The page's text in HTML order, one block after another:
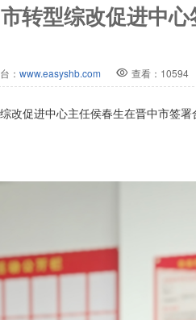
转型综改促进中心
： www.easyshb.com 查看：10594
促进中心主任侯春生在晋中市签署